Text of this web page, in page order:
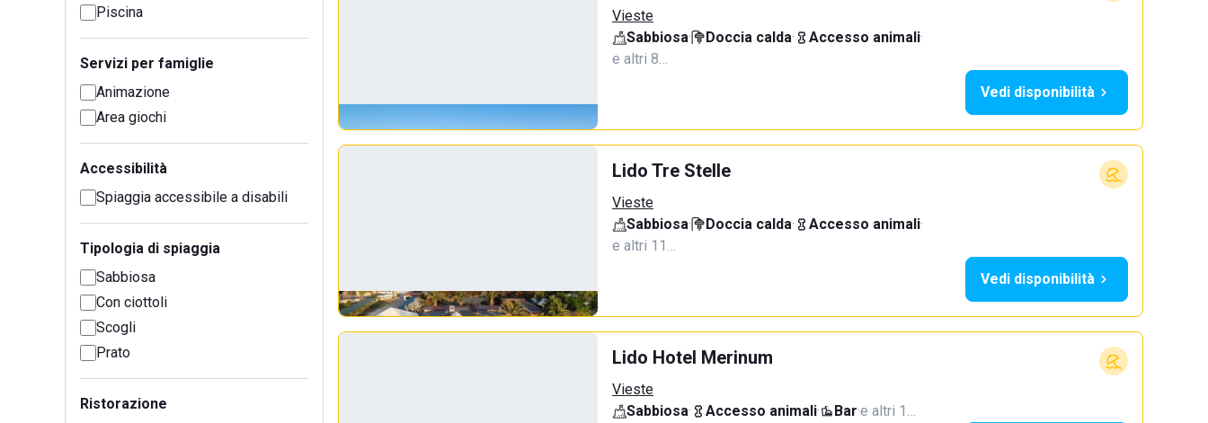
Piscina
Servizi per famiglie
Animazione
Area giochi
Accessibilità
Spiaggia accessibile a disabili
Tipologia di spiaggia
Sabbiosa
Con ciottoli
Scogli
Prato
Ristorazione
Vieste
Sabbiosa· Doccia calda· Accesso animali·
e altri 8…
Vedi disponibilità
Lido Tre Stelle
Vieste
Sabbiosa· Doccia calda· Accesso animali·
e altri 11…
Vedi disponibilità
Lido Hotel Merinum
Vieste
Sabbiosa· Accesso animali· Bar·e altri 1…